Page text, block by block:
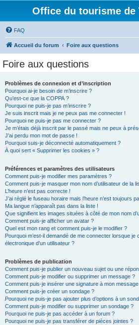
Office du tourisme de
FAQ
Accueil du forum Foire aux questions
Foire aux questions
Problèmes de connexion et d’inscription
Pourquoi ai-je besoin de m’inscrire ?
Qu’est-ce que la COPPA ?
Pourquoi ne puis-je pas m’inscrire ?
Je suis inscrit mais je ne peux pas me connecter !
Pourquoi ne puis-je pas me connecter ?
Je m’étais déjà inscrit par le passé mais ne peux à
J’ai perdu mon mot de passe !
Pourquoi suis-je déconnecté automatiquement ?
À quoi sert « Supprimer les cookies » ?
Préférences et paramètres des utilisateurs
Comment puis-je modifier mes paramètres ?
Comment puis-je masquer mon nom d’utilisateur de la
L’heure n’est pas correcte !
J’ai réglé le fuseau horaire mais l’heure n’est toujours
Ma langue n’apparaît pas dans la liste !
Que signifient les images situées à côté de mon nom
Comment puis-je afficher un avatar ?
Quel est mon rang et comment puis-je le modifier ?
Pourquoi m’est-il demandé de me connecter lorsque je
électronique d’un utilisateur ?
Problèmes de publication
Comment puis-je publier un nouveau sujet ou une
Comment puis-je modifier ou supprimer un message ?
Comment puis-je insérer une signature à mon
Comment puis-je créer un sondage ?
Pourquoi ne puis-je pas ajouter plus d’options à un
Comment puis-je modifier ou supprimer un sondage ?
Pourquoi ne puis-je pas accéder à un forum ?
Pourquoi ne puis-je pas transférer de pièces jointes ?